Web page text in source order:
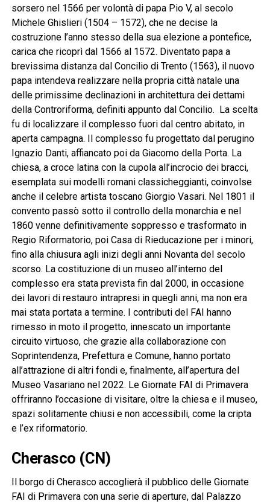
sorsero nel 1566 per volontà di papa Pio V, al secolo
Michele Ghislieri (1504 – 1572), che ne decise la
costruzione l’anno stesso della sua elezione a pontefice,
carica che ricoprì dal 1566 al 1572. Diventato papa a
brevissima distanza dal Concilio di Trento (1563), il nuovo
papa intendeva realizzare nella propria città natale una
delle primissime declinazioni in architettura dei dettami
della Controriforma, definiti appunto dal Concilio. La scelta
fu di localizzare il complesso fuori dal centro abitato, in
aperta campagna. Il complesso fu progettato dal perugino
Ignazio Danti, affiancato poi da Giacomo della Porta. La
chiesa, a croce latina con la cupola all’incrocio dei bracci,
esemplata sui modelli romani classicheggianti, coinvolse
anche il celebre artista toscano Giorgio Vasari. Nel 1801 il
convento passò sotto il controllo della monarchia e nel
1860 venne definitivamente soppresso e trasformato in
Regio Riformatorio, poi Casa di Rieducazione per i minori,
fino alla chiusura agli inizi degli anni Novanta del secolo
scorso. La costituzione di un museo all’interno del
complesso era stata prevista fin dal 2000, in occasione
dei lavori di restauro intrapresi in quegli anni, ma non era
mai stata portata a termine. I contributi del FAI hanno
rimesso in moto il progetto, innescato un importante
circuito virtuoso, che grazie alla collaborazione con
Soprintendenza, Prefettura e Comune, hanno portato
all’attrazione di altri fondi e, finalmente, all’apertura del
Museo Vasariano nel 2022. Le Giornate FAI di Primavera
offriranno l’occasione di visitare, oltre la chiesa e il museo,
spazi solitamente chiusi e non accessibili, come la cripta
e l’ex riformatorio.
Cherasco (CN)
Il borgo di Cherasco accoglierà il pubblico delle Giornate
FAI di Primavera con una serie di aperture, dal Palazzo